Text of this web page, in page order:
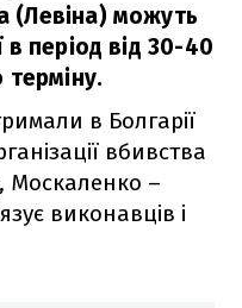
(Левіна) можуть
в період від 30-40
терміну.
в Болгарії
вбивства
Москаленко –
виконавців і